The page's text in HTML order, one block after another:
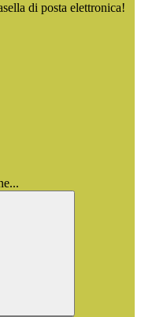
di posta elettronica!